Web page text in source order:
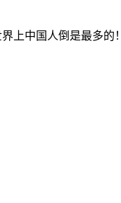
上中国人倒是最多的！